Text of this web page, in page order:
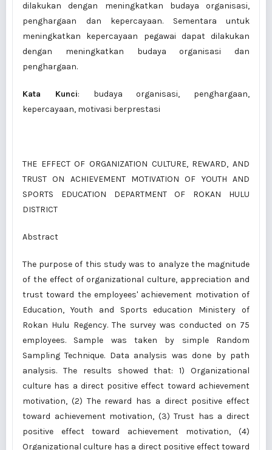
dilakukan dengan meningkatkan budaya organisasi,
penghargaan dan kepercayaan. Sementara untuk
meningkatkan kepercayaan pegawai dapat dilakukan
dengan meningkatkan budaya organisasi dan
penghargaan.
Kata Kunci: budaya organisasi, penghargaan,
kepercayaan, motivasi berprestasi
THE EFFECT OF ORGANIZATION CULTURE, REWARD, AND
TRUST ON ACHIEVEMENT MOTIVATION OF YOUTH AND
SPORTS EDUCATION DEPARTMENT OF ROKAN HULU
DISTRICT
Abstract
The purpose of this study was to analyze the magnitude
of the effect of organizational culture, appreciation and
trust toward the employees' achievement motivation of
Education, Youth and Sports education Ministery of
Rokan Hulu Regency. The survey was conducted on 75
employees. Sample was taken by simple Random
Sampling Technique. Data analysis was done by path
analysis. The results showed that: 1) Organizational
culture has a direct positive effect toward achievement
motivation, (2) The reward has a direct positive effect
toward achievement motivation, (3) Trust has a direct
positive effect toward achievement motivation, (4)
Organizational culture has a direct positive effect toward